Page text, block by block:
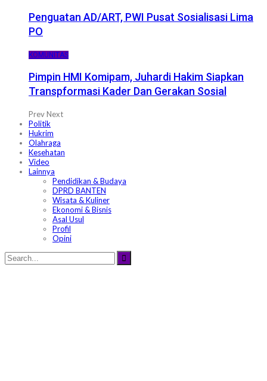
Penguatan AD/ART, PWI Pusat Sosialisasi Lima
PO
KOMUNITAS
Pimpin HMI Komipam, Juhardi Hakim Siapkan
Transpformasi Kader Dan Gerakan Sosial
PrevNext
Politik
Hukrim
Olahraga
Kesehatan
Video
Lainnya
Pendidikan & Budaya
DPRD BANTEN
Wisata & Kuliner
Ekonomi & Bisnis
Asal Usul
Profil
Opini